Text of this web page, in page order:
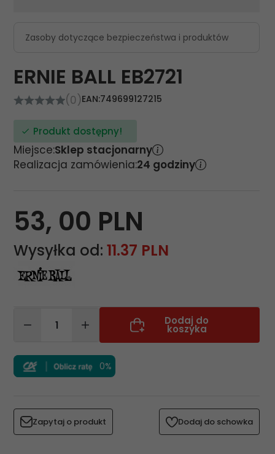
Zasoby dotyczące bezpieczeństwa i produktów
ERNIE BALL EB2721
(0)EAN:749699127215
Produkt dostępny!
Miejsce:Sklep stacjonarny
Realizacja zamówienia:24 godziny
53, 00 PLN
Wysyłka od: 11.37 PLN
Dodaj do
koszyka
0%
Zapytaj o produkt Dodaj do schowka